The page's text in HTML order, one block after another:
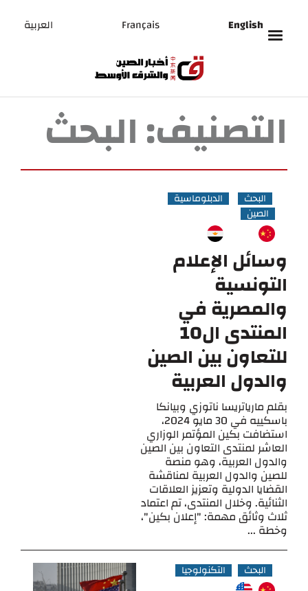
English
Français العربية
التصنيف:البحث
البحث
الدبلوماسية
الصين
وسائل الإعلام
التونسية
والمصرية في
المنتدى ال10
للتعاون بين الصين
والدول العربية
بقلم مارياتريسا ناتوزي وبيانكا
باسكييه في 30 مايو 2024،
استضافت بكين المؤتمر الوزاري
العاشر لمنتدى التعاون بين الصين
والدول العربية، وهو منصة
للصين والدول العربية لمناقشة
القضايا الدولية وتعزيز العلاقات
الثنائية. وخلال المنتدى، تم اعتماد
ثلاث وثائق مهمة: "إعلان بكين"،
وخطة ...
البحث التكنولوجيا